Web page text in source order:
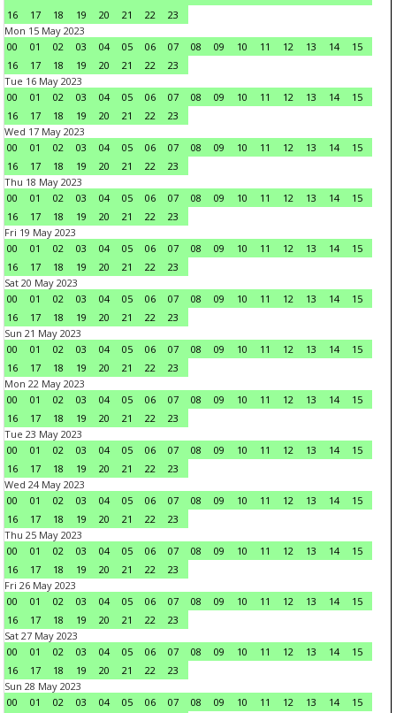
16
17 18 19 20 21 22
23
Mon 15 May 2023
00
01 02 03 04 05 06 07 08 09 10 11 12 13 14
15
16
17 18 19 20 21 22
23
Tue 16 May 2023
00
01 02 03 04 05 06 07 08 09 10 11 12 13 14
15
16
17 18 19 20 21 22
23
Wed 17 May 2023
00
01 02 03 04 05 06 07 08 09 10 11 12 13 14
15
16
17 18 19 20 21 22
23
Thu 18 May 2023
00
01 02 03 04 05 06 07 08 09 10 11 12 13 14
15
16
17 18 19 20 21 22
23
Fri 19 May 2023
00
01 02 03 04 05 06 07 08 09 10 11 12 13 14
15
16
17 18 19 20 21 22
23
Sat 20 May 2023
00
01 02 03 04 05 06 07 08 09 10 11 12 13 14
15
16
17 18 19 20 21 22
23
Sun 21 May 2023
00
01 02 03 04 05 06 07 08 09 10 11 12 13 14
15
16
17 18 19 20 21 22
23
Mon 22 May 2023
00
01 02 03 04 05 06 07 08 09 10 11 12 13 14
15
16
17 18 19 20 21 22
23
Tue 23 May 2023
00
01 02 03 04 05 06 07 08 09 10 11 12 13 14
15
16
17 18 19 20 21 22
23
Wed 24 May 2023
00
01 02 03 04 05 06 07 08 09 10 11 12 13 14
15
16
17 18 19 20 21 22
23
Thu 25 May 2023
00
01 02 03 04 05 06 07 08 09 10 11 12 13 14
15
16
17 18 19 20 21 22
23
Fri 26 May 2023
00
01 02 03 04 05 06 07 08 09 10 11 12 13 14
15
16
17 18 19 20 21 22
23
Sat 27 May 2023
00
01 02 03 04 05 06 07 08 09 10 11 12 13 14
15
16
17 18 19 20 21 22
23
Sun 28 May 2023
00
01 02 03 04 05 06 07 08 09 10 11 12 13 14
15